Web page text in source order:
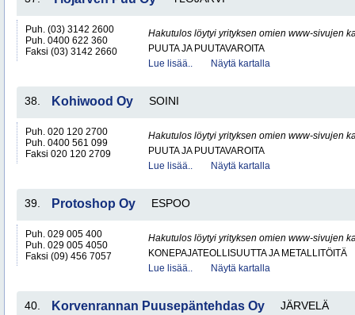
Puh. (03) 3142 2600
Puh. 0400 622 360
Faksi (03) 3142 2660
Hakutulos löytyi yrityksen omien www-sivujen
PUUTA JA PUUTAVAROITA
Lue lisää..
Näytä kartalla
38. Kohiwood Oy SOINI
Puh. 020 120 2700
Puh. 0400 561 099
Faksi 020 120 2709
Hakutulos löytyi yrityksen omien www-sivujen
PUUTA JA PUUTAVAROITA
Lue lisää..
Näytä kartalla
39. Protoshop Oy ESPOO
Puh. 029 005 400
Puh. 029 005 4050
Faksi (09) 456 7057
Hakutulos löytyi yrityksen omien www-sivujen
KONEPAJATEOLLISUUTTA JA METALLITÖITÄ
Lue lisää..
Näytä kartalla
40. Korvenrannan Puusepäntehdas Oy JÄRVELÄ